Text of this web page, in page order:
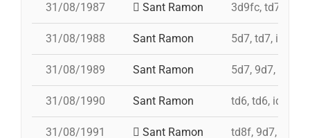
31/08/1987 Sant Ramon 3d9fc, td7, 4d8,
31/08/1988 Sant Ramon 5d7, td7, id
31/08/1989 Sant Ramon 5d7, 9d7, 4d8
31/08/1990 Sant Ramon td6, td6, id
31/08/1991 Sant Ramon td8f, 9d7, 5d7,